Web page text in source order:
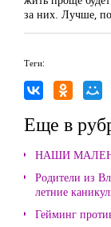
за них. Лучше,
Теги:
Еще в
НАШИ
Родители из
летние
Гейминг